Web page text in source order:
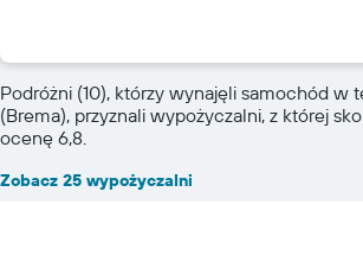
Podróżni (10), którzy wynajęli samochód w
(Brema), przyznali wypożyczalni, z której
ocenę 6,8.
Zobacz 25 wypożyczalni